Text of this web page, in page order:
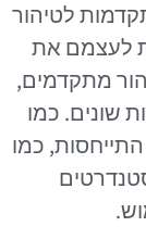
לטיהור
לעצמם את
מתקדמים,
שונים. כמו
כמו